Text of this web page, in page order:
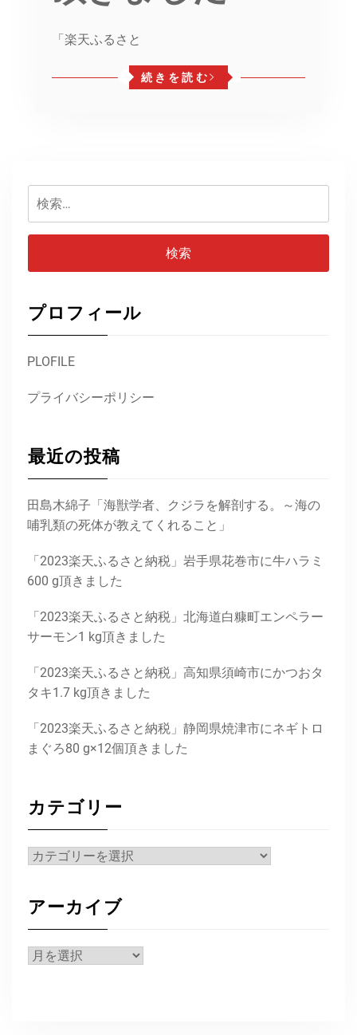
「楽天ふるさと
続きを読む
検
索:
プロフィール
PLOFILE
プライバシーポリシー
最近の投稿
田島木綿子「海獣学者、クジラを解剖する。～海の
哺乳類の死体が教えてくれること」
「2023楽天ふるさと納税」岩手県花巻市に牛ハラミ
600 g頂きました
「2023楽天ふるさと納税」北海道白糠町エンペラー
サーモン1 kg頂きました
「2023楽天ふるさと納税」高知県須崎市にかつおタ
タキ1.7 kg頂きました
「2023楽天ふるさと納税」静岡県焼津市にネギトロ
まぐろ80 g×12個頂きました
カテゴリー
カ
リ
ー
アーカイブ
ア